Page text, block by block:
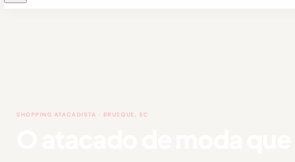
SHOPPING ATACADISTA · BRUSQUE, SC